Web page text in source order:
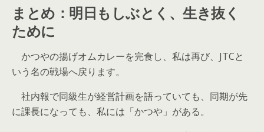
まとめ：明日もしぶとく、生き抜く
ために
かつやの揚げオムカレーを完食し、私は再び、JTCと
いう名の戦場へ戻ります。
社内報で同級生が経営計画を語っていても、同期が先
に課長になっても、私には「かつや」がある。